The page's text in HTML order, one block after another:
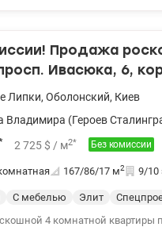
рядом: учебные
расчет и продажу по
Продажа
Ивасюка, 6,
Липки, Оболонский, Киев
Владимира (Героев
2 725 $ / м2* Без комиссии
167/86/17 м2 9/10
С мебелью Элит
4 комнатной